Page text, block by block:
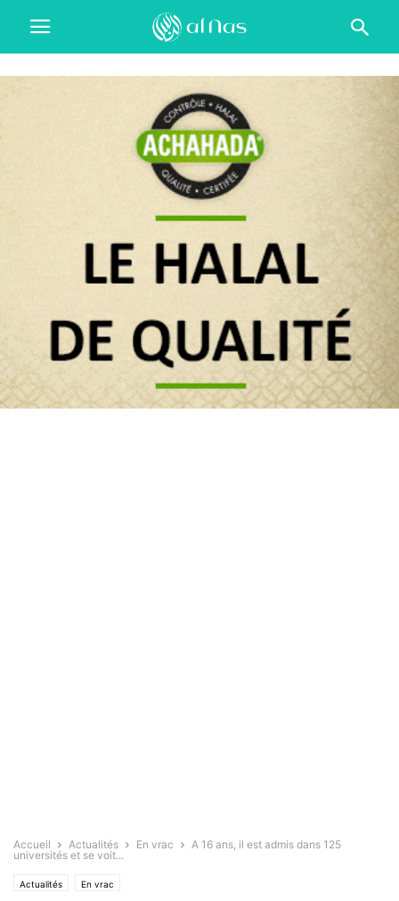
Accueil Actualités En vrac
A 16 ans, il est admis dans 125
universités et se voit...
Actualités En vrac